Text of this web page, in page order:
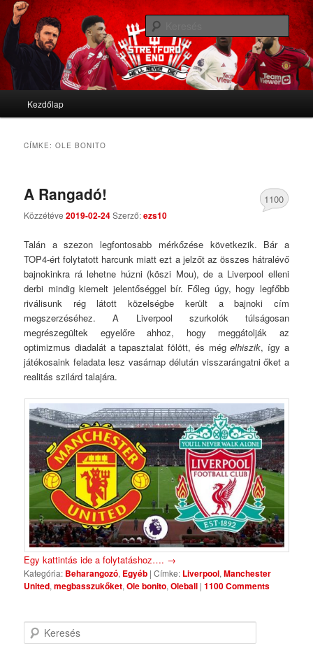
Stretford End
We'll never die
Tovább az elsődleges tartalomra
Tovább a másodlagos tartalomra
Kezdőlap
CÍMKE:OLE BONITO
A Rangadó!
Közzétéve2019-02-24Szerző:ezs10
1100
Talán a szezon legfontosabb mérkőzése következik. Bár a
TOP4-ért folytatott harcunk miatt ezt a jelzőt az összes hátralévő
bajnokinkra rá lehetne húzni (köszi Mou), de a Liverpool elleni
derbi mindig kiemelt jelentőséggel bír. Főleg úgy, hogy legfőbb
riválisunk rég látott közelségbe került a bajnoki cím
megszerzéséhez. A Liverpool szurkolók túlságosan
megrészegültek egyelőre ahhoz, hogy meggátolják az
optimizmus diadalát a tapasztalat fölött, és mégelhiszik, így a
játékosaink feladata lesz vasárnap délután visszarángatni őket a
realitás szilárd talajára.
Egy kattintás ide a folytatáshoz…. →
Kategória: Beharangozó, Egyéb |Címke: Liverpool,Manchester
United,megbasszukőket,Ole bonito,Oleball |1100 Comments
Keresés